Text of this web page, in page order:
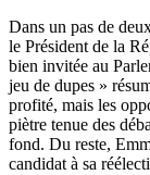
Dans un pas de
le Président de la
bien invitée au
jeu de dupes » ré
profité, mais les
piètre tenue des
fond. Du reste,
candidat à sa